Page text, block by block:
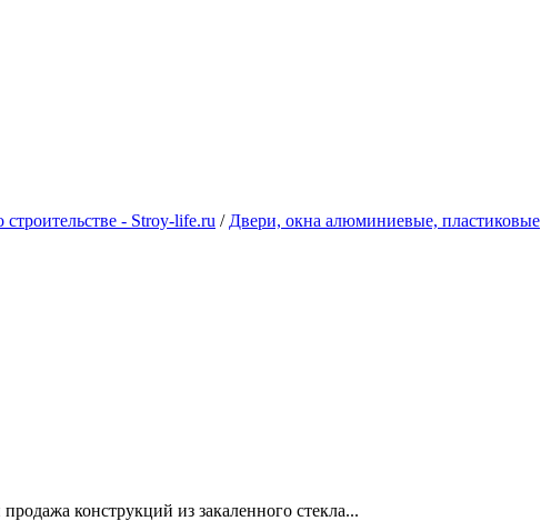
- Stroy-life.ru / Двери, окна алюминиевые, пластиковые
конструкций из закаленного стекла...